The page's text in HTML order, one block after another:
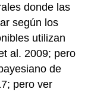
donde las
según los
utilizan
al. 2009; pero
de
pero ver